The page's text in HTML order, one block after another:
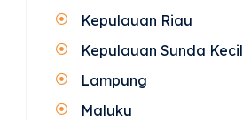
Kepulauan Riau
Kepulauan Sunda Kecil
Lampung
Maluku